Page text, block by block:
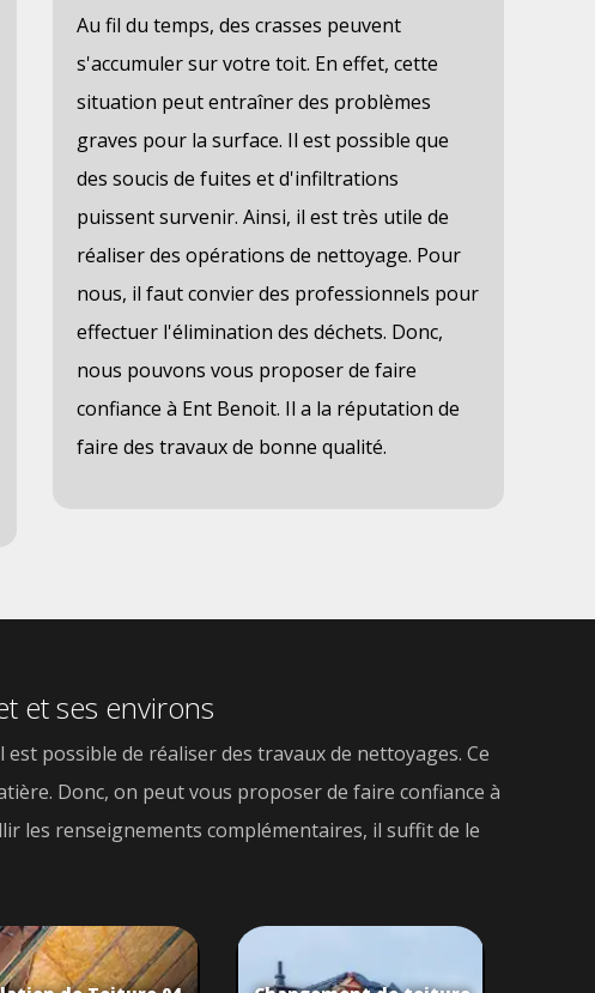
Au fil du temps, des crasses peuvent
s'accumuler sur votre toit. En effet, cette
situation peut entraîner des problèmes
graves pour la surface. Il est possible que
des soucis de fuites et d'infiltrations
puissent survenir. Ainsi, il est très utile de
réaliser des opérations de nettoyage. Pour
nous, il faut convier des professionnels pour
effectuer l'élimination des déchets. Donc,
nous pouvons vous proposer de faire
confiance à Ent Benoit. Il a la réputation de
faire des travaux de bonne qualité.
et ses environs
possible de réaliser des travaux de nettoyages. Ce
Donc, on peut vous proposer de faire confiance à
les renseignements complémentaires, il suffit de le